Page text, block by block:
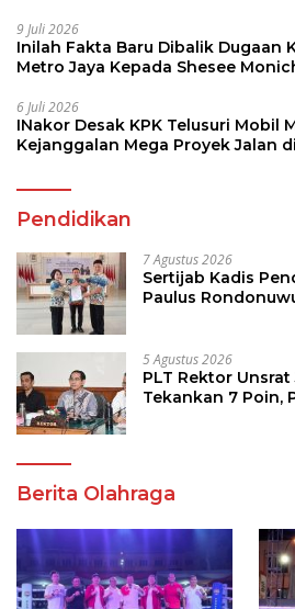
9 Juli 2026
Inilah Fakta Baru Dibalik Dugaan
Metro Jaya Kepada Shesee
6 Juli 2026
INakor Desak KPK Telusuri Mobil
Kejanggalan Mega Proyek Jalan
Pendidikan
7 Agustus 2026
Sertijab Kadis
Paulus
5 Agustus 2026
PLT Rektor
Tekankan 7 Poin,
Berita Olahraga